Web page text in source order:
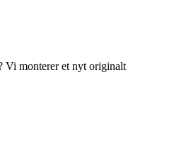
Vi monterer et nyt originalt